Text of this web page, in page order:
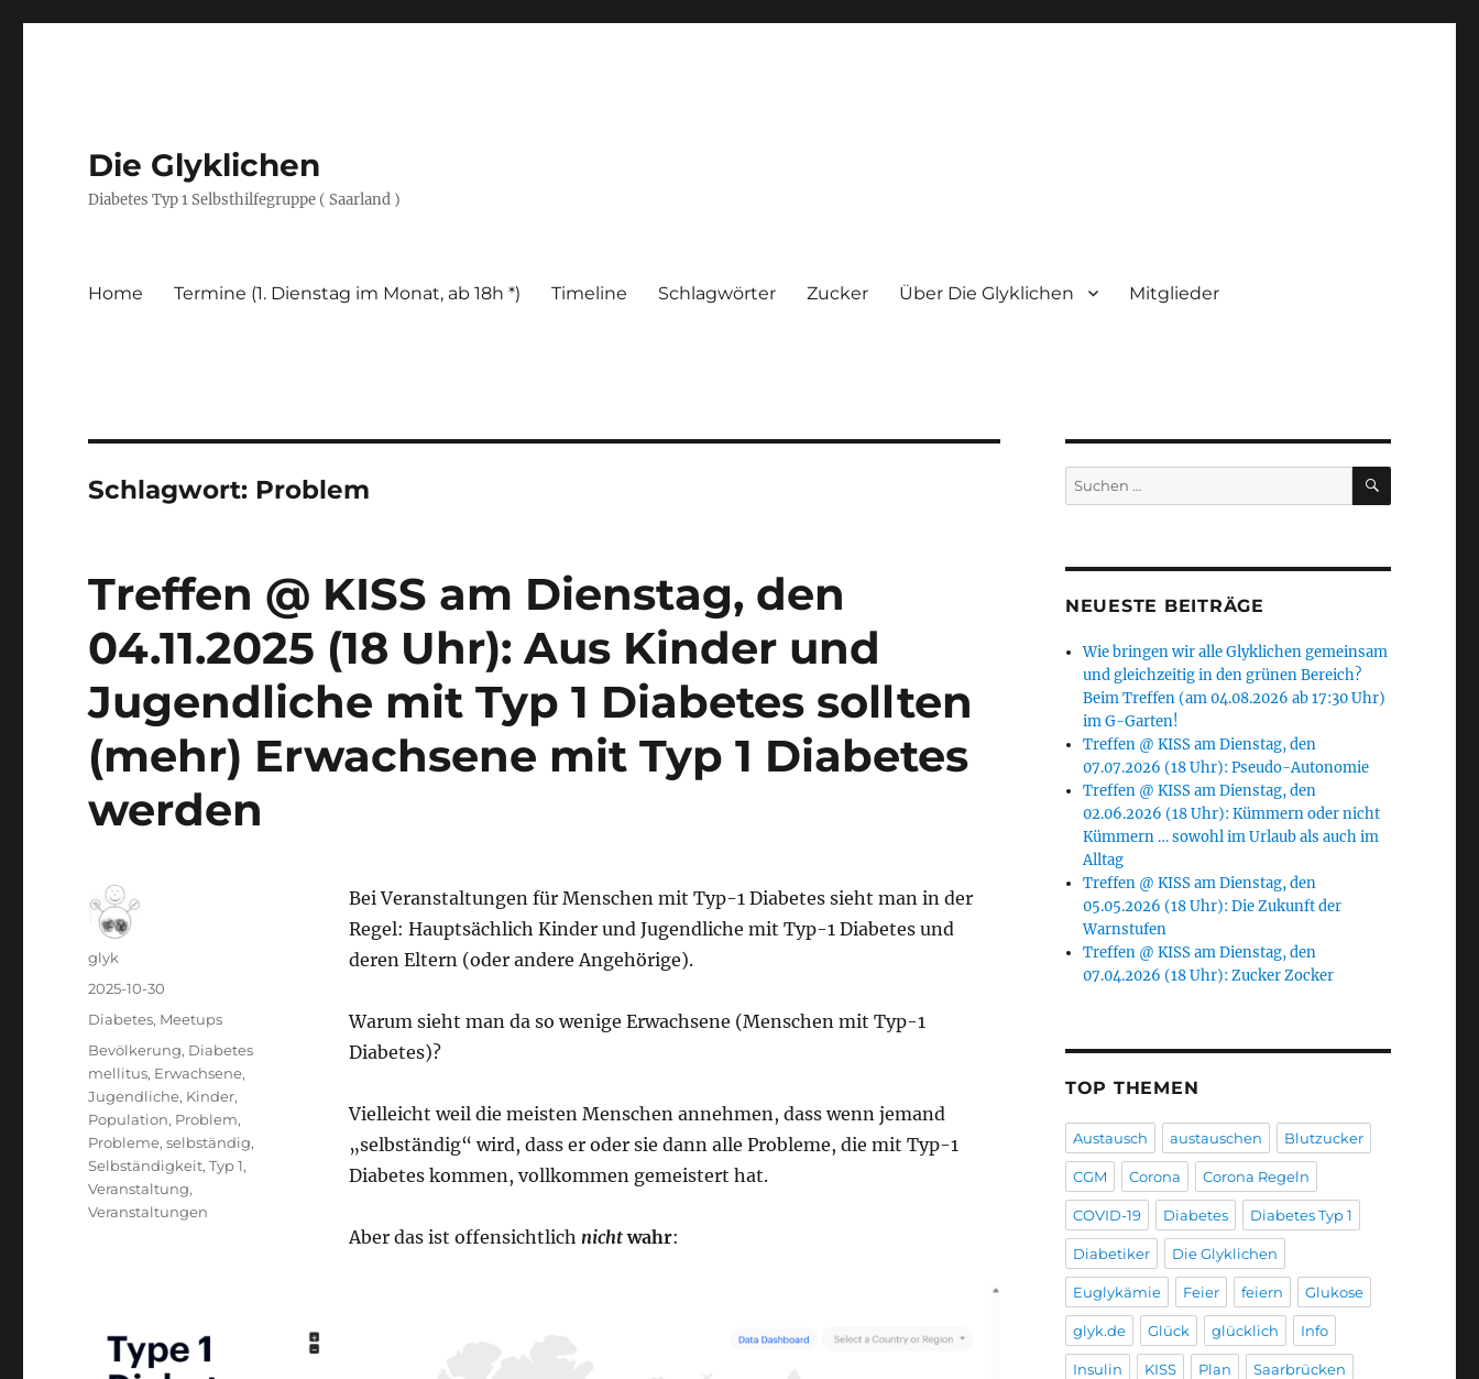
Die Glyklichen
Diabetes Typ 1 Selbsthilfegruppe ( Saarland )
Home Termine (1. Dienstag im Monat, ab 18h *) Timeline Schlagwörter Zucker Über Die Glyklichen Mitglieder
Schlagwort: Problem
Treffen @ KISS am Dienstag, den
04.11.2025 (18 Uhr): Aus Kinder und
Jugendliche mit Typ 1 Diabetes sollten
(mehr) Erwachsene mit Typ 1 Diabetes
werden
Bei Veranstaltungen für Menschen mit Typ-1 Diabetes sieht man in der
Regel: Hauptsächlich Kinder und Jugendliche mit Typ-1 Diabetes und
deren Eltern (oder andere Angehörige).
Warum sieht man da so wenige Erwachsene (Menschen mit Typ-1
Diabetes)?
Vielleicht weil die meisten Menschen annehmen, dass wenn jemand
„selbständig“ wird, dass er oder sie dann alle Probleme, die mit Typ-1
Diabetes kommen, vollkommen gemeistert hat.
Aber das ist offensichtlich nichtwahr:
Autor
glyk
Veröffentlicht
am
2025-10-30
Kategorien
Diabetes, Meetups
Schlagwörter
Bevölkerung, Diabetes
mellitus, Erwachsene,
Jugendliche, Kinder,
Population, Problem,
Probleme,selbständig,
Selbständigkeit,Typ 1,
Veranstaltung,
Veranstaltungen
Suchen
nach:
SUCHEN
NEUESTE BEITRÄGE
Wie bringen wir alle Glyklichen gemeinsam
und gleichzeitig in den grünen Bereich?
Beim Treffen (am 04.08.2026 ab 17:30 Uhr)
im G-Garten!
Treffen @ KISS am Dienstag, den
07.07.2026 (18 Uhr): Pseudo-Autonomie
Treffen @ KISS am Dienstag, den
02.06.2026 (18 Uhr): Kümmern oder nicht
Kümmern … sowohl im Urlaub als auch im
Alltag
Treffen @ KISS am Dienstag, den
05.05.2026 (18 Uhr): Die Zukunft der
Warnstufen
Treffen @ KISS am Dienstag, den
07.04.2026 (18 Uhr): Zucker Zocker
TOP THEMEN
Austausch austauschen Blutzucker
CGM Corona Corona Regeln
COVID-19 Diabetes Diabetes Typ 1
Diabetiker Die Glyklichen
Euglykämie Feier feiern Glukose
glyk.de Glück glücklich Info
Insulin KISS Plan Saarbrücken